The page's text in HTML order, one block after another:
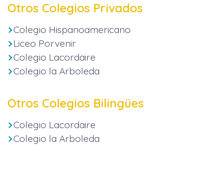
Otros Colegios Privados
Colegio Hispanoamericano
Liceo Porvenir
Colegio Lacordaire
Colegio la Arboleda
Otros Colegios Bilingües
Colegio Lacordaire
Colegio la Arboleda